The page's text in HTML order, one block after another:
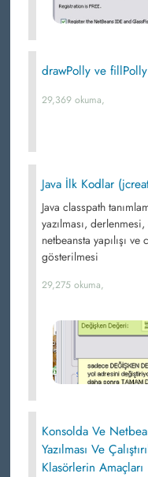
drawPolly ve
29,369 okuma,
Java İlk Kodlar
Java classpath
yazılması, derlenmesi,
netbeansta yapılışı
gösterilmesi
29,275 okuma,
Konsolda Ve
Yazılması Ve
Klasörlerin Amaçları